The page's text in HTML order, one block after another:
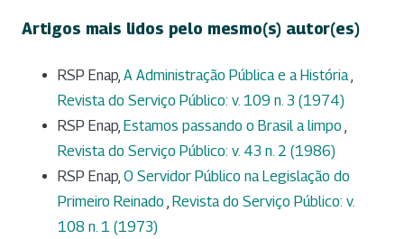
Artigos mais lidos pelo mesmo(s) autor(es)
RSP Enap, A Administração Pública e a História
Revista do Serviço Público: v. 109 n. 3 (1974)
RSP Enap, Estamos passando o Brasil a limpo
Revista do Serviço Público: v. 43 n. 2 (1986)
RSP Enap, O Servidor Público na Legislação do
Primeiro Reinado Revista do Serviço Público: v.
108 n. 1 (1973)